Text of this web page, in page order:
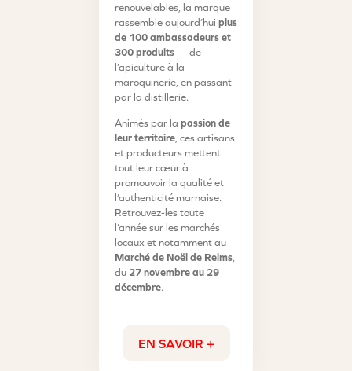
renouvelables, la marque
rassemble aujourd’hui plus
de 100 ambassadeurs et
300 produits— de
l’apiculture à la
maroquinerie, en passant
par la distillerie.
Animés par la passion de
leur territoire, ces artisans
et producteurs mettent
tout leur cœur à
promouvoir la qualité et
l’authenticité marnaise.
Retrouvez-les toute
l’année sur les marchés
locaux et notamment au
Marché de Noël de Reims,
du 27 novembre au 29
décembre.
EN SAVOIR +